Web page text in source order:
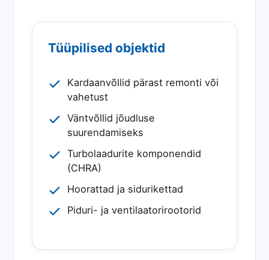
Tüüpilised objektid
Kardaanvõllid pärast remonti või
vahetust
Väntvõllid jõudluse
suurendamiseks
Turbolaadurite komponendid
(CHRA)
Hoorattad ja sidurikettad
Piduri- ja ventilaatorirootorid